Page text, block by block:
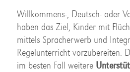
Willkommens-, Deutsch- oder
haben das Ziel, Kinder mit
mittels Spracherwerb und
Regelunterricht vorzubereiten.
im besten Fall weitere